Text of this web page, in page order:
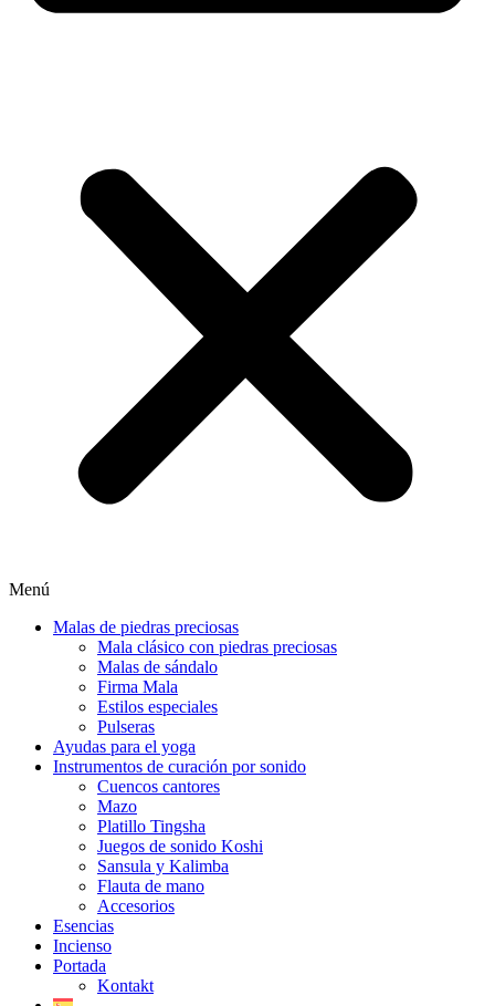
Menú
Malas de piedras preciosas
Mala clásico con piedras preciosas
Malas de sándalo
Firma Mala
Estilos especiales
Pulseras
Ayudas para el yoga
Instrumentos de curación por sonido
Cuencos cantores
Mazo
Platillo Tingsha
Juegos de sonido Koshi
Sansula y Kalimba
Flauta de mano
Accesorios
Esencias
Incienso
Portada
Kontakt